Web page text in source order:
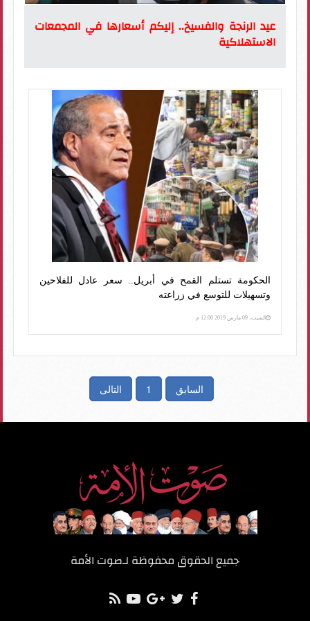
عيد الرنجة والفسيخ.. إليكم أسعارها في المجمعات
الاستهلاكية
الحكومة تستلم القمح في أبريل.. سعر عادل للفلاحين
وتسهيلات للتوسع في زراعته
السبت، 09 مارس 2019 12:00 م
السابق 1 التالى
جميع الحقوق محفوظة لـصوت الأمة